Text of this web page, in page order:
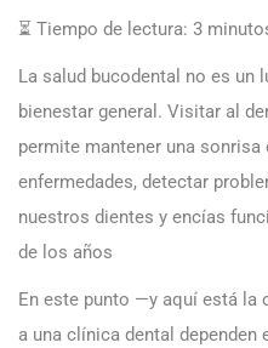
⏳ Tiempo de lectura: 3
La salud bucodental no es un
bienestar general. Visitar al
permite mantener una
enfermedades, detectar
nuestros dientes y encías
de los años
En este punto —y aquí está la
a una clínica dental dependen